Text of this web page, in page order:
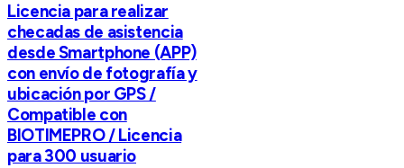
Licencia para realizar
checadas de asistencia
desde Smartphone (APP)
con envío de fotografía y
ubicación por GPS /
Compatible con
BIOTIMEPRO / Licencia
para 300 usuario